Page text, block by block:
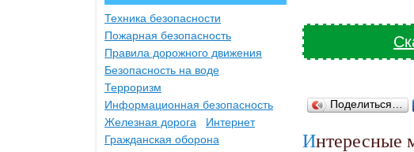
Поделиться…
Интересные
Техника безопасности
Пожарная безопасность
Правила дорожного движения
Безопасность на воде
Терроризм
Информационная безопасность
Железная дорога
Интернет
Гражданская оборона